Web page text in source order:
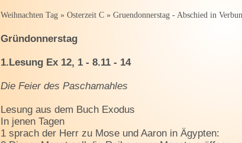
Weihnachten Tag » Osterzeit C » Gruendonnerstag - Abschied in
Gründonnerstag
1.Lesung Ex 12, 1 - 8.11 - 14
Die Feier des Paschamahles
Lesung aus dem Buch Exodus
In jenen Tagen
1 sprach der Herr zu Mose und Aaron in Ägypten: